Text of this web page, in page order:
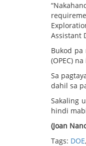
Assistant
Bukod
(OPEC)
Sa
dahil sa
Sakaling
hindi
(Joan
Tags: DOE,